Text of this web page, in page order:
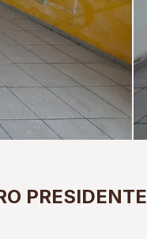
PRESIDENTE